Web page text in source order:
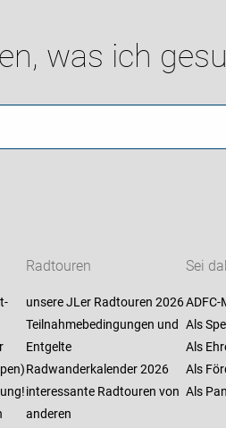
was ich
Radtouren
unsere JLer Radtouren 2026
Teilnahmebedingungen und
Entgelte
Radwanderkalender 2026
interessante Radtouren von
anderen
Sei
Als
Als
Als
Als